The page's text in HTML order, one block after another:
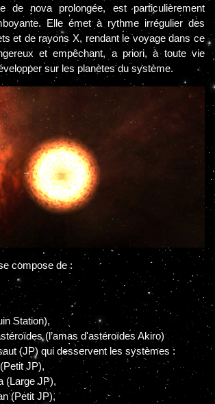
de nova prolongée, est particulièrement
Elle émet à rythme irrégulier des
et de rayons X, rendant le voyage dans ce
et empêchant, a priori, à toute vie
sur les planètes du système.
compose de :
Station),
(l’amas d'astéroïdes Akiro)
(JP) qui desservent les systèmes :
JP),
(Large JP),
(Petit JP),